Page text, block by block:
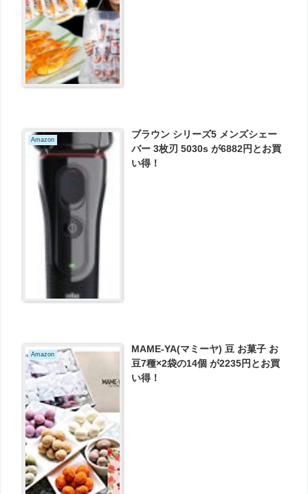
Amazon
ブラウン シリーズ5 メンズシェー
バー 3枚刃 5030s が6882円とお買
い得！
Amazon
MAME-YA(マミーヤ) 豆 お菓子 お
豆7種×2袋の14個 が2235円とお買
い得！